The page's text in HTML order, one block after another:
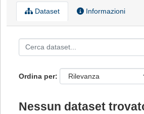
Dataset Informazioni
Ordina per
Nessun dataset